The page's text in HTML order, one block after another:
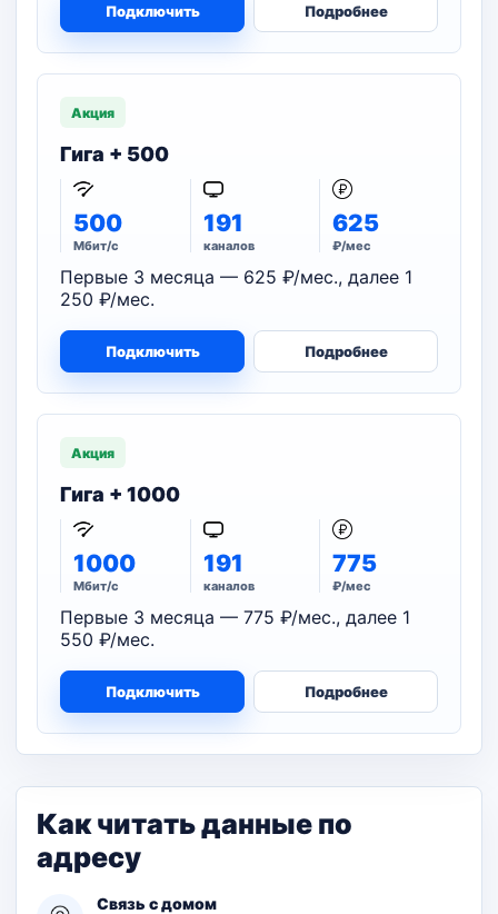
Подключить Подробнее
Акция
Гига + 500
500
Мбит/с
191
каналов
625
₽/мес
Первые 3 месяца — 625 ₽/мес., далее 1
250 ₽/мес.
Подключить Подробнее
Акция
Гига + 1000
1000
Мбит/с
191
каналов
775
₽/мес
Первые 3 месяца — 775 ₽/мес., далее 1
550 ₽/мес.
Подключить Подробнее
Как читать данные по
адресу
Связь с домом